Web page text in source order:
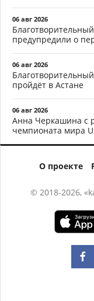
06 авг 2026
предупредили о
06 авг 2026
пройдёт в Астане
06 авг 2026
Анна Черкашина с
чемпионата мира
О проекте
© 2018-2026,